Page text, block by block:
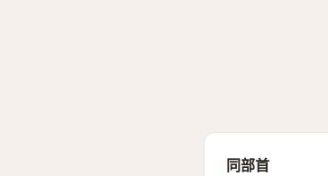
同部首